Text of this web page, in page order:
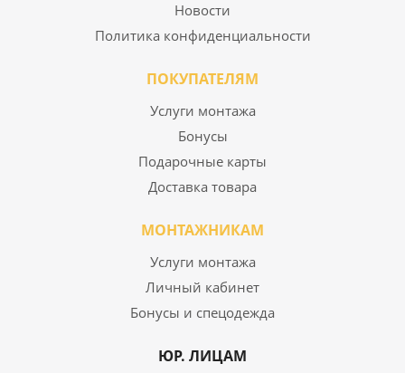
Новости
Политика конфиденциальности
ПОКУПАТЕЛЯМ
Услуги монтажа
Бонусы
Подарочные карты
Доставка товара
МОНТАЖНИКАМ
Услуги монтажа
Личный кабинет
Бонусы и спецодежда
ЮР. ЛИЦАМ